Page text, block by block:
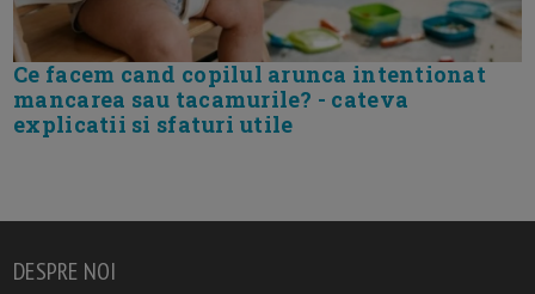
Ce facem cand copilul arunca intentionat
mancarea sau tacamurile? - cateva
explicatii si sfaturi utile
DESPRE NOI